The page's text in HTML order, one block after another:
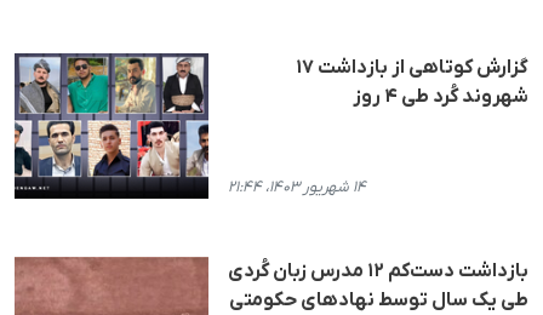
گزارش کوتاهی از بازداشت ١٧
شهروند کُرد طی ۴ روز
۱۴ شهریور ۱۴۰۳، ۲۱:۴۴
بازداشت دست‌کم ۱۲ مدرس زبان کُردی
طی یک سال توسط نهادهای حکومتی